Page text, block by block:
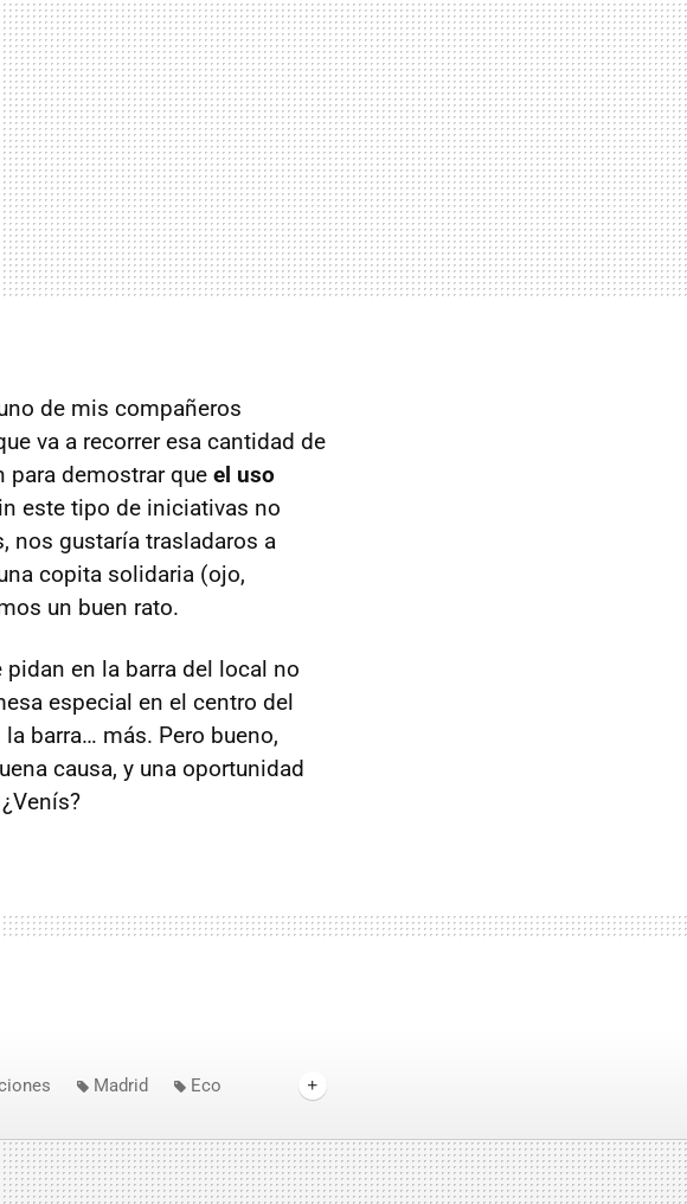
de mis compañeros
va a recorrer esa cantidad de
para demostrar que el uso
este tipo de iniciativas no
nos gustaría trasladaros a
copita solidaria (ojo,
un buen rato.
en la barra del local no
especial en el centro del
barra… más. Pero bueno,
causa, y una oportunidad
Madrid
Eco